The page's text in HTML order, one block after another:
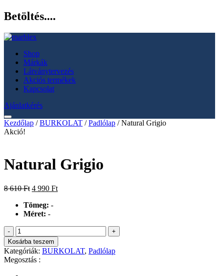
Betöltés....
Shop
Márkák
Látványtervezés
Akciós termékek
Kapcsolat
Ajánlatkérés
Kezdőlap /BURKOLAT /Padlólap / Natural Grigio
Akció!
Natural Grigio
8 610Ft Original
was:
8
4 990 FtCurrent
Tömeg: -
Méret: -
-
Natural
Grigio
mennyiség
+
Kosárba teszem
Kategóriák: BURKOLAT, Padlólap
Megosztás :